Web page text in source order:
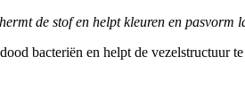
de stof en helpt kleuren en pasvorm
bacteriën en helpt de vezelstructuur